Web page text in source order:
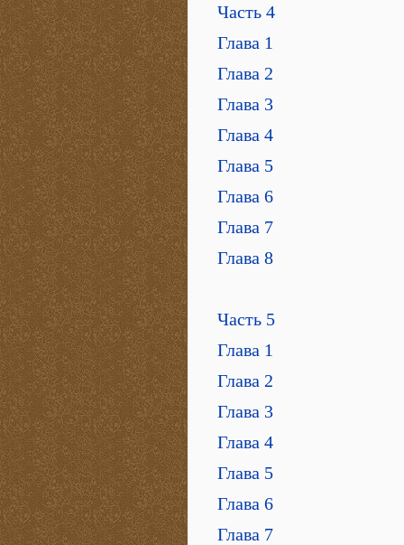
Часть 4
Глава 1
Глава 2
Глава 3
Глава 4
Глава 5
Глава 6
Глава 7
Глава 8
Часть 5
Глава 1
Глава 2
Глава 3
Глава 4
Глава 5
Глава 6
Глава 7